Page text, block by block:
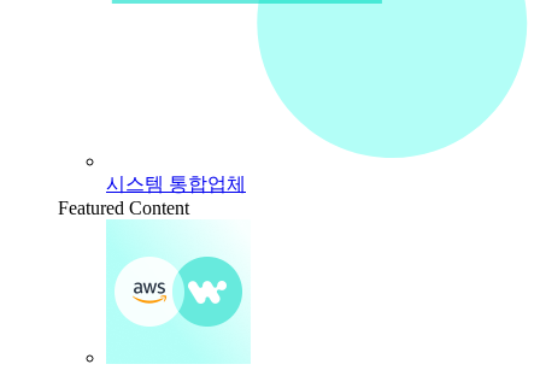
시스템 통합업체
Featured Content